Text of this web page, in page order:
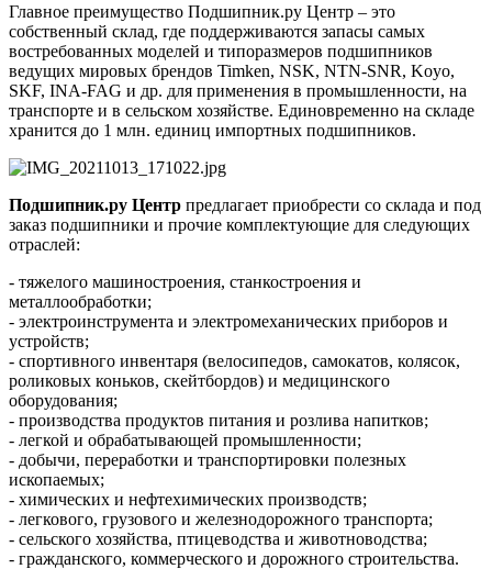
Главное преимущество Подшипник.ру Центр – это
собственный склад, где поддерживаются запасы самых
востребованных моделей и типоразмеров подшипников
ведущих мировых брендов Timken, NSK, NTN-SNR, Koyo,
SKF, INA-FAG и др. для применения в промышленности, на
транспорте и в сельском хозяйстве. Единовременно на складе
хранится до 1 млн. единиц импортных подшипников.
Подшипник.ру Центр предлагает приобрести со склада и под
заказ подшипники и прочие комплектующие для следующих
отраслей:
- тяжелого машиностроения, станкостроения и
металлообработки;
- электроинструмента и электромеханических приборов и
устройств;
- спортивного инвентаря (велосипедов, самокатов, колясок,
роликовых коньков, скейтбордов) и медицинского
оборудования;
- производства продуктов питания и розлива напитков;
- легкой и обрабатывающей промышленности;
- добычи, переработки и транспортировки полезных
ископаемых;
- химических и нефтехимических производств;
- легкового, грузового и железнодорожного транспорта;
- сельского хозяйства, птицеводства и животноводства;
- гражданского, коммерческого и дорожного строительства.